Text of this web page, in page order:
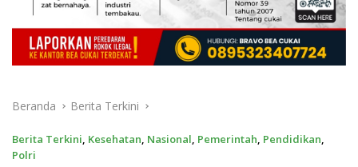
Beranda Berita Terkini
Berita Terkini, Kesehatan, Nasional, Pemerintah, Pendidikan,
Polri